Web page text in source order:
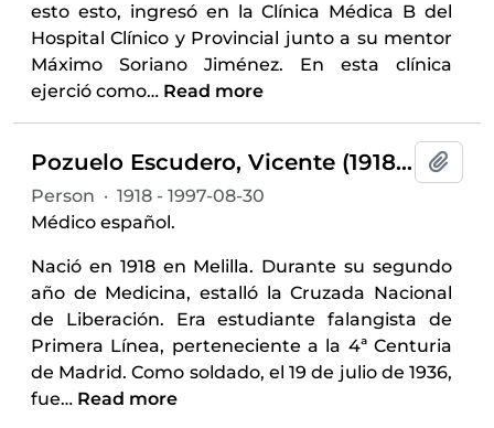
esto esto, ingresó en la Clínica Médica B del
Hospital Clínico y Provincial junto a su mentor
Máximo Soriano Jiménez. En esta clínica
ejerció como… Read more
Pozuelo Escudero, Vicente (1918-1997)
Person · 1918 - 1997-08-30
Médico español.
Nació en 1918 en Melilla. Durante su segundo
año de Medicina, estalló la Cruzada Nacional
de Liberación. Era estudiante falangista de
Primera Línea, perteneciente a la 4ª Centuria
de Madrid. Como soldado, el 19 de julio de 1936,
fue… Read more